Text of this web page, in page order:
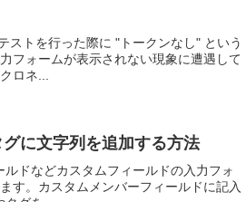
ストを行った際に "トークンなし" という
フォームが表示されない現象に遭遇して
ロネ...
に文字列を追加する方法
ドなどカスタムフィールドの入力フォ
す。カスタムメンバーフィールドに記入